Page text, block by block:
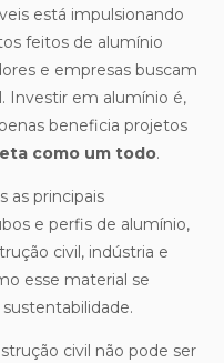
está impulsionando
feitos de alumínio
e empresas buscam
Investir em alumínio é,
beneficia projetos
como um todo.
as principais
e perfis de alumínio,
civil, indústria e
esse material se
civil não pode ser